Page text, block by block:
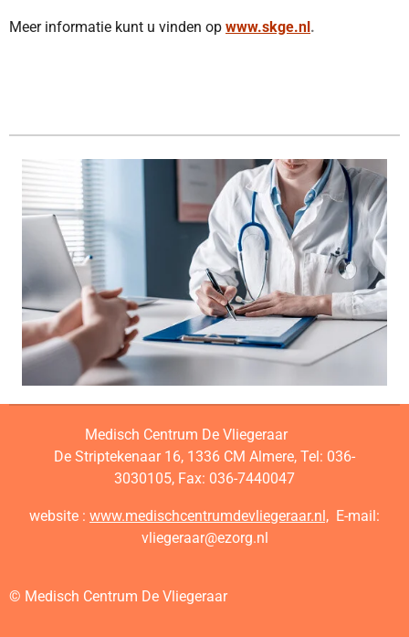
Meer informatie kunt u vinden op www.skge.nl.
Medisch Centrum De Vliegeraar
De Striptekenaar 16, 1336 CM Almere, Tel: 036-
3030105, Fax: 036-7440047
website : www.medischcentrumdevliegeraar.nl, E-mail:
vliegeraar@ezorg.nl
© Medisch Centrum De Vliegeraar